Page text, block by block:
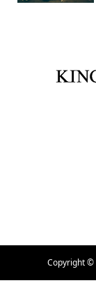
Copyright ©